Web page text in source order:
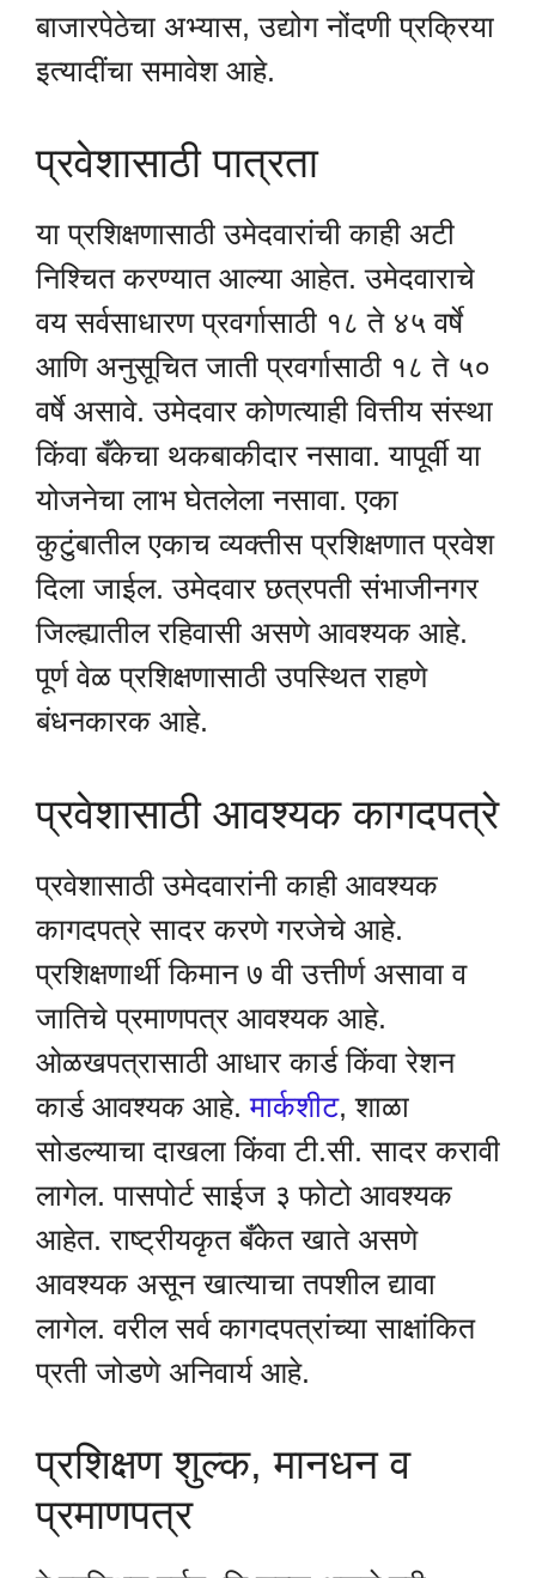
बाजारपेठेचा अभ्यास, उद्योग नोंदणी प्रक्रिया
इत्यादींचा समावेश आहे.
प्रवेशासाठी पात्रता
या प्रशिक्षणासाठी उमेदवारांची काही अटी
निश्चित करण्यात आल्या आहेत. उमेदवाराचे
वय सर्वसाधारण प्रवर्गासाठी १८ ते ४५ वर्षे
आणि अनुसूचित जाती प्रवर्गासाठी १८ ते ५०
वर्षे असावे. उमेदवार कोणत्याही वित्तीय संस्था
किंवा बँकेचा थकबाकीदार नसावा. यापूर्वी या
योजनेचा लाभ घेतलेला नसावा. एका
कुटुंबातील एकाच व्यक्तीस प्रशिक्षणात प्रवेश
दिला जाईल. उमेदवार छत्रपती संभाजीनगर
जिल्ह्यातील रहिवासी असणे आवश्यक आहे.
पूर्ण वेळ प्रशिक्षणासाठी उपस्थित राहणे
बंधनकारक आहे.
प्रवेशासाठी आवश्यक कागदपत्रे
प्रवेशासाठी उमेदवारांनी काही आवश्यक
कागदपत्रे सादर करणे गरजेचे आहे.
प्रशिक्षणार्थी किमान ७ वी उत्तीर्ण असावा व
जातिचे प्रमाणपत्र आवश्यक आहे.
ओळखपत्रासाठी आधार कार्ड किंवा रेशन
कार्ड आवश्यक आहे.मार्कशीट, शाळा
सोडल्याचा दाखला किंवा टी.सी. सादर करावी
लागेल. पासपोर्ट साईज ३ फोटो आवश्यक
आहेत. राष्ट्रीयकृत बँकेत खाते असणे
आवश्यक असून खात्याचा तपशील द्यावा
लागेल. वरील सर्व कागदपत्रांच्या साक्षांकित
प्रती जोडणे अनिवार्य आहे.
प्रशिक्षण शुल्क, मानधन व
प्रमाणपत्र